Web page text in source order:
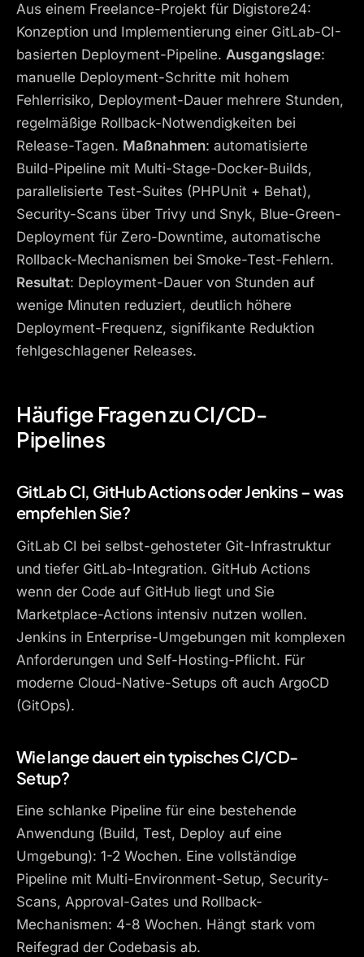
Aus einem Freelance-Projekt für Digistore24:
Konzeption und Implementierung einer GitLab-CI-
basierten Deployment-Pipeline. Ausgangslage:
manuelle Deployment-Schritte mit hohem
Fehlerrisiko, Deployment-Dauer mehrere Stunden,
regelmäßige Rollback-Notwendigkeiten bei
Release-Tagen. Maßnahmen: automatisierte
Build-Pipeline mit Multi-Stage-Docker-Builds,
parallelisierte Test-Suites (PHPUnit + Behat),
Security-Scans über Trivy und Snyk, Blue-Green-
Deployment für Zero-Downtime, automatische
Rollback-Mechanismen bei Smoke-Test-Fehlern.
Resultat: Deployment-Dauer von Stunden auf
wenige Minuten reduziert, deutlich höhere
Deployment-Frequenz, signifikante Reduktion
fehlgeschlagener Releases.
Häufige Fragen zu CI/CD-
Pipelines
GitLab CI, GitHub Actions oder Jenkins – was
empfehlen Sie?
GitLab CI bei selbst-gehosteter Git-Infrastruktur
und tiefer GitLab-Integration. GitHub Actions
wenn der Code auf GitHub liegt und Sie
Marketplace-Actions intensiv nutzen wollen.
Jenkins in Enterprise-Umgebungen mit komplexen
Anforderungen und Self-Hosting-Pflicht. Für
moderne Cloud-Native-Setups oft auch ArgoCD
(GitOps).
Wie lange dauert ein typisches CI/CD-
Setup?
Eine schlanke Pipeline für eine bestehende
Anwendung (Build, Test, Deploy auf eine
Umgebung): 1-2 Wochen. Eine vollständige
Pipeline mit Multi-Environment-Setup, Security-
Scans, Approval-Gates und Rollback-
Mechanismen: 4-8 Wochen. Hängt stark vom
Reifegrad der Codebasis ab.